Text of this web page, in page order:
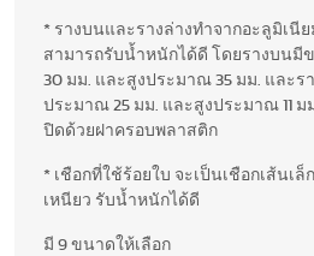
* รางบนและรางล่างทำจากอะลูมิเ
สามารถรับน้ำหนักได้ดี โดยรางบนมี
30 มม. และสูงประมาณ 35 มม. และร
ประมาณ 25 มม. และสูงประมาณ 11 ม
ปิดด้วยฝาครอบพลาสติก
* เชือกที่ใช้ร้อยใบ จะเป็นเชือกเส้นเ
เหนียว รับน้ำหนักได้ดี
มี 9 ขนาดให้เลือก